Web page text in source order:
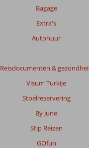
Bagage
Extra's
Autohuur
Reisdocumenten &
Visum Turkije
Stoelreservering
By June
Stip Reizen
GOfun